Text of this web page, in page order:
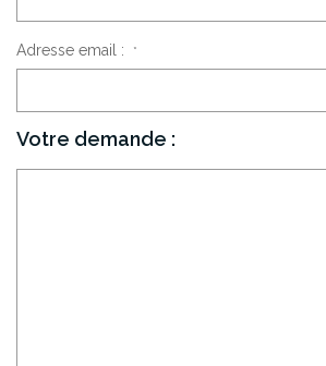
Adresse email : *
Votre demande :